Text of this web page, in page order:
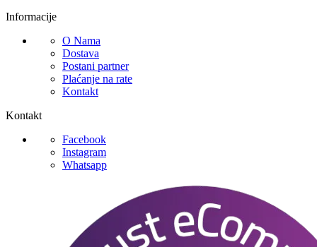
Informacije
O Nama
Dostava
Postani partner
Plaćanje na rate
Kontakt
Kontakt
Facebook
Instagram
Whatsapp